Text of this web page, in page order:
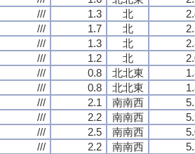
/// 1.3 北
/// 1.7 北
/// 1.3 北
/// 1.2 北
/// 0.8 北北東
/// 0.8 北北東
/// 2.1 南南西
/// 2.2 南南西
/// 2.5 南南西
/// 2.2 南南西